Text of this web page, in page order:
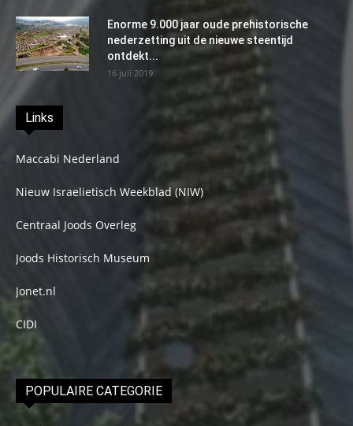
Enorme 9.000 jaar oude prehistorische
nederzetting uit de nieuwe steentijd
ontdekt...
16 juli 2019
Links
Maccabi Nederland
Nieuw Israelietisch Weekblad (NIW)
Centraal Joods Overleg
Joods Historisch Museum
Jonet.nl
CIDI
POPULAIRE CATEGORIE